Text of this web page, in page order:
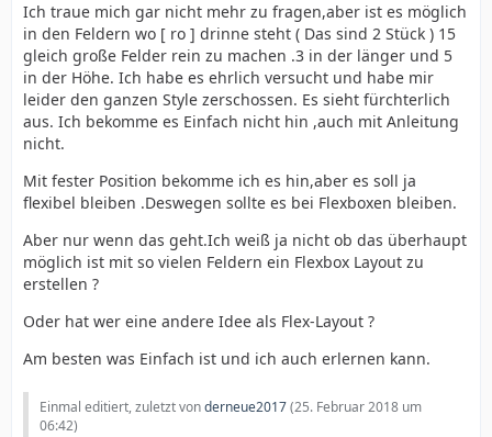
Ich traue mich gar nicht mehr zu fragen,aber ist es möglich
in den Feldern wo [ ro ] drinne steht ( Das sind 2 Stück ) 15
gleich große Felder rein zu machen .3 in der länger und 5
in der Höhe. Ich habe es ehrlich versucht und habe mir
leider den ganzen Style zerschossen. Es sieht fürchterlich
aus. Ich bekomme es Einfach nicht hin ,auch mit Anleitung
nicht.
Mit fester Position bekomme ich es hin,aber es soll ja
flexibel bleiben .Deswegen sollte es bei Flexboxen bleiben.
Aber nur wenn das geht.Ich weiß ja nicht ob das überhaupt
möglich ist mit so vielen Feldern ein Flexbox Layout zu
erstellen ?
Oder hat wer eine andere Idee als Flex-Layout ?
Am besten was Einfach ist und ich auch erlernen kann.
Einmal editiert, zuletzt vonderneue2017(25. Februar 2018 um
06:42)